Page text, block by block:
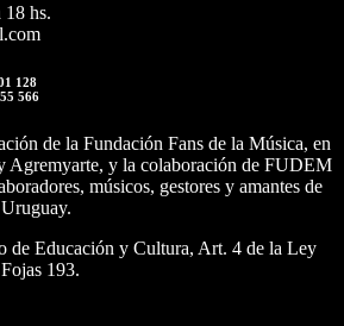
18 hs.
128
566
de la Fundación Fans de la Música, en
Agremyarte, y la colaboración de FUDEM
músicos, gestores y amantes de
de Educación y Cultura, Art. 4 de la Ley
193.